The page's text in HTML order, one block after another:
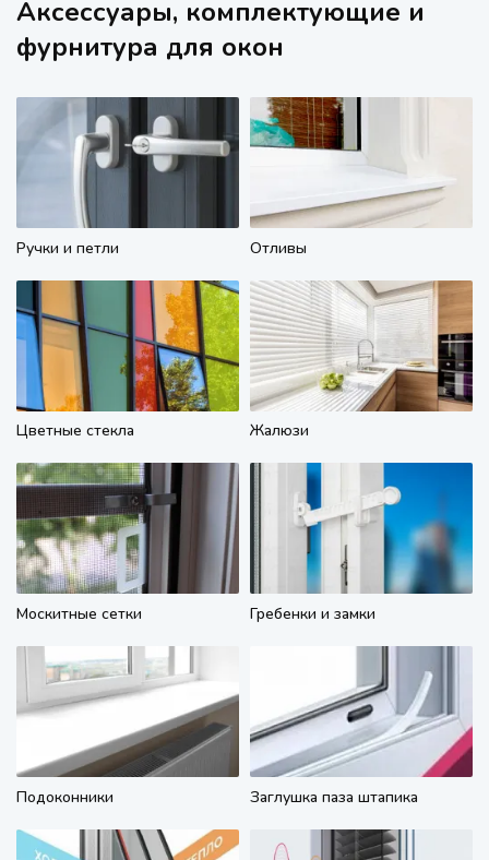
Аксессуары, комплектующие и
фурнитура для окон
Ручки и петли Отливы
Цветные стекла Жалюзи
Москитные сетки Гребенки и замки
Подоконники Заглушка паза штапика